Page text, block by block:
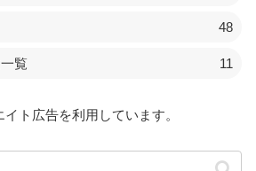
48
覧 11
ト広告を利用しています。